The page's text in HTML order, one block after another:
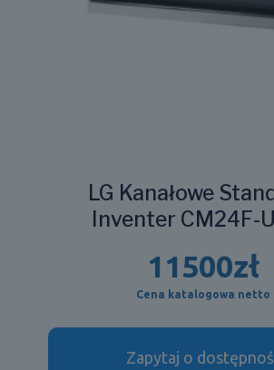
LG Kanałowe
Inventer CM24F-
11500zł
Cena katalogowa netto
Zapytaj o